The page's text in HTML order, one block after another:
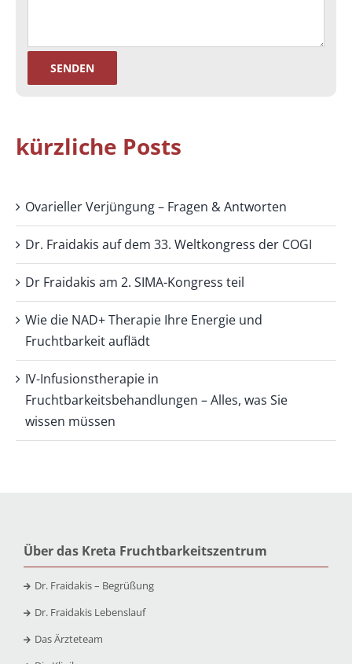
kürzliche Posts
Ovarieller Verjüngung – Fragen & Antworten
Dr. Fraidakis auf dem 33. Weltkongress der COGI
Dr Fraidakis am 2. SIMA-Kongress teil
Wie die NAD+ Therapie Ihre Energie und
Fruchtbarkeit auflädt
IV-Infusionstherapie in
Fruchtbarkeitsbehandlungen – Alles, was Sie
wissen müssen
Über das Kreta Fruchtbarkeitszentrum
Dr. Fraidakis – Begrüßung
Dr. Fraidakis Lebenslauf
Das Ärzteteam